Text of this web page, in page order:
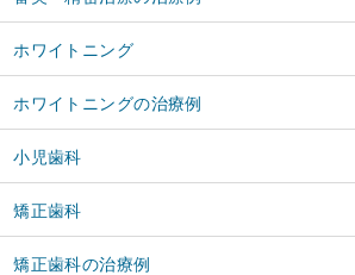
ホワイトニング
ホワイトニングの治療例
小児歯科
矯正歯科
矯正歯科の治療例